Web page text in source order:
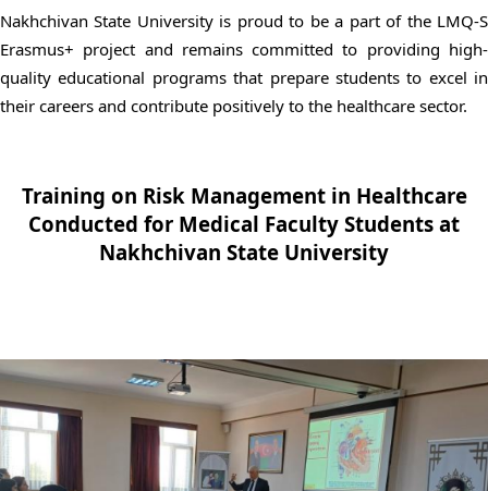
Nakhchivan State University is proud to be a part of the LMQ-S
Erasmus+ project and remains committed to providing high-
quality educational programs that prepare students to excel in
their careers and contribute positively to the healthcare sector.
Training on Risk Management in Healthcare
Conducted for Medical Faculty Students at
Nakhchivan State University